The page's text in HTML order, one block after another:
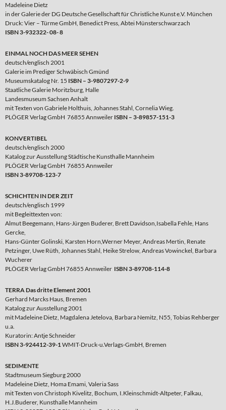
Madeleine Dietz
in der Galerie der DG Deutsche Gesellschaft für Christliche Kunst e.V. München
Druck: Vier – Türme GmbH, Benedict Press, Abtei Münsterschwarzach
ISBN 3-932322- 08- 8
EINMAL NOCH DAS MEER SEHEN
deutsch/englisch 2001
Galerie im Prediger Schwäbisch Gmünd
Museumskatalog Nr. 15 ISBN – 3-9807297-2-9
Staatliche Galerie Moritzburg, Halle
Landesmuseum Sachsen Anhalt
mit Texten von Gabriele Holthuis, Johannes Stahl, Cornelia Wieg.
PLÖGER Verlag GmbH 76855 Annweiler ISBN – 3-89857-151-3
KONVERTIBEL
deutsch/englisch 2000
Katalog zur Ausstellung Städtische Kunsthalle Mannheim
PLÖGER Verlag GmbH 76855 Annweiler
ISBN 3-89708-123-7
SCHICHTEN IN DER ZEIT
deutsch/englisch 1999
mit Begleittexten von:
Almut Beegemann, Hans-Jürgen Buderer, Brett Davidson,Isabella Fehle, Hans
Gercke,
Hans-Günter Golinski, Karsten Horn,Werner Meyer, Andreas Mertin, Renate
Petzinger, Uwe Rüth, Johannes Stahl, Heike Strelow, Andreas Vowinckel, Barbara
Wucherer
PLÖGER Verlag GmbH 76855 Annweiler ISBN 3-89708-114-8
TERRA Das dritte Element 2001
Gerhard Marcks Haus, Bremen
Katalog zur Ausstellung 2001
mit Madeleine Dietz, Magdalena Jetelova, Barbara Nemitz, N55, Tobias Rehberger
u.a.
Kuratorin: Antje Schneider
ISBN 3-924412-39-1WMIT-Druck-u.Verlags-GmbH, Bremen
SEDIMENTE
Stadtmuseum Siegburg 2000
Madeleine Dietz, Homa Emami, Valeria Sass
mit Texten von Christoph Kivelitz, Bochum, I.Kleinschmidt-Altpeter, Falkau,
H.J.Buderer, Kunsthalle Mannheim